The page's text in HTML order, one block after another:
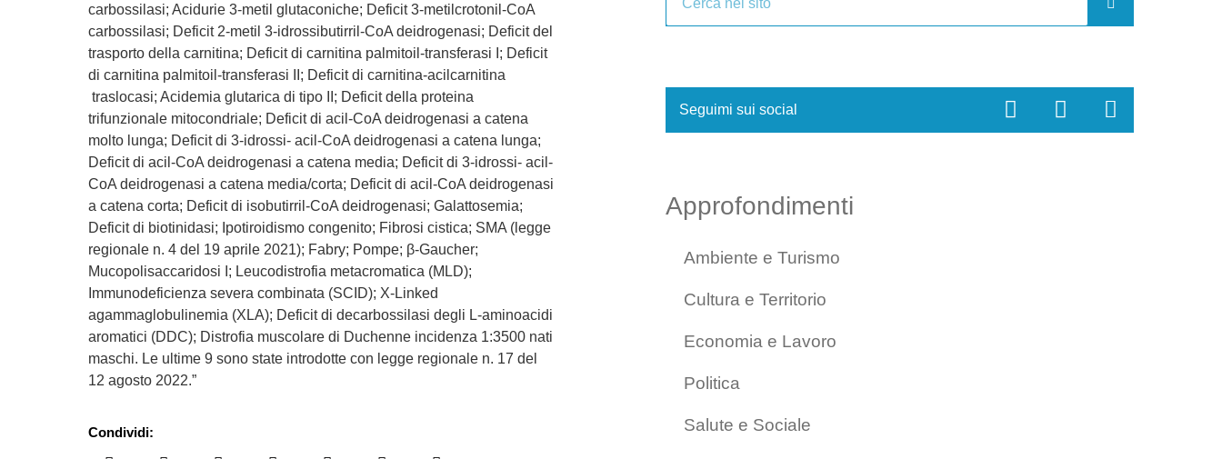
carbossilasi; Acidurie 3-metil glutaconiche; Deficit 3-metilcrotonil-CoA
carbossilasi; Deficit 2-metil 3-idrossibutirril-CoA deidrogenasi; Deficit del
trasporto della carnitina; Deficit di carnitina palmitoil-transferasi I; Deficit
di carnitina palmitoil-transferasi II; Deficit di carnitina-acilcarnitina
traslocasi; Acidemia glutarica di tipo II; Deficit della proteina
trifunzionale mitocondriale; Deficit di acil-CoA deidrogenasi a catena
molto lunga; Deficit di 3-idrossi- acil-CoA deidrogenasi a catena lunga;
Deficit di acil-CoA deidrogenasi a catena media; Deficit di 3-idrossi- acil-
CoA deidrogenasi a catena media/corta; Deficit di acil-CoA deidrogenasi
a catena corta; Deficit di isobutirril-CoA deidrogenasi; Galattosemia;
Deficit di biotinidasi; Ipotiroidismo congenito; Fibrosi cistica; SMA (legge
regionale n. 4 del 19 aprile 2021); Fabry; Pompe; β-Gaucher;
Mucopolisaccaridosi I; Leucodistrofia metacromatica (MLD);
Immunodeficienza severa combinata (SCID); X-Linked
agammaglobulinemia (XLA); Deficit di decarbossilasi degli L-aminoacidi
aromatici (DDC); Distrofia muscolare di Duchenne incidenza 1:3500 nati
maschi. Le ultime 9 sono state introdotte con legge regionale n. 17 del
12 agosto 2022.”
Condividi:
Seguimi sui social
Approfondimenti
Ambiente e Turismo
Cultura e Territorio
Economia e Lavoro
Politica
Salute e Sociale